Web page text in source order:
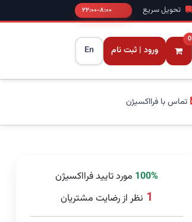
تحویل سریع
0
ورود | ثبت نام En
تماس با فرااکسیژن
100% مورد تایید فرااکسیژن
1 نظر از رضایت مشتریان